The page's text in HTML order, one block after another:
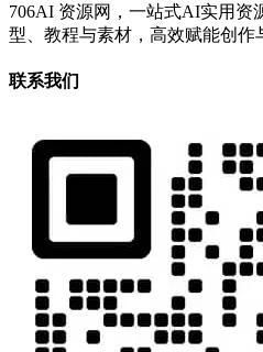
706AI 资源网，一站式AI实用资
型、教程与素材，高效赋能创作
联系我们